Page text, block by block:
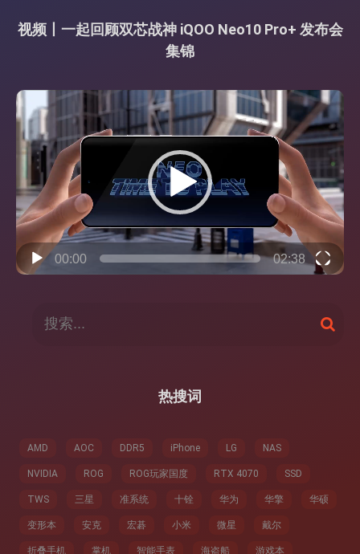
视频丨一起回顾双芯战神 iQOO Neo10 Pro+ 发布会
集锦
视
频
播
放
器
00:00 02:38
搜
索
热搜词
AMD AOC DDR5 iPhone LG NAS
NVIDIA ROG ROG玩家国度 RTX 4070 SSD
TWS 三星 准系统 十铨 华为 华擎 华硕
变形本 安克 宏碁 小米 微星 戴尔
折叠手机 掌机 智能手表 海盗船 游戏本